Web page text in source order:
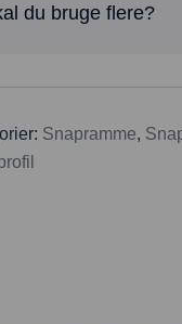
du bruge flere?
Snapramme,